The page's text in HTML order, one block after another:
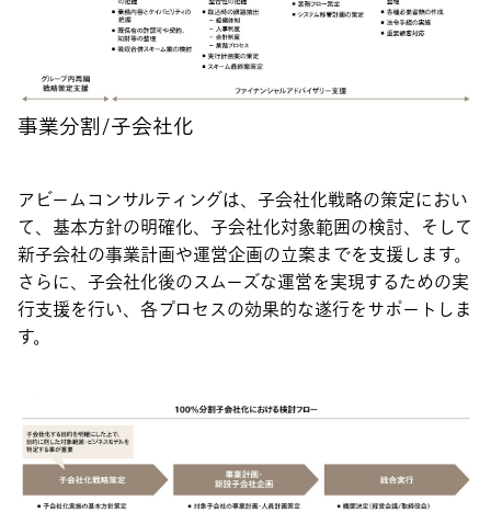
事業分割/子会社化
アビームコンサルティングは、子会社化戦略の策定におい
て、基本方針の明確化、子会社化対象範囲の検討、そして
新子会社の事業計画や運営企画の立案までを支援します。
さらに、子会社化後のスムーズな運営を実現するための実
行支援を行い、各プロセスの効果的な遂行をサポートしま
す。